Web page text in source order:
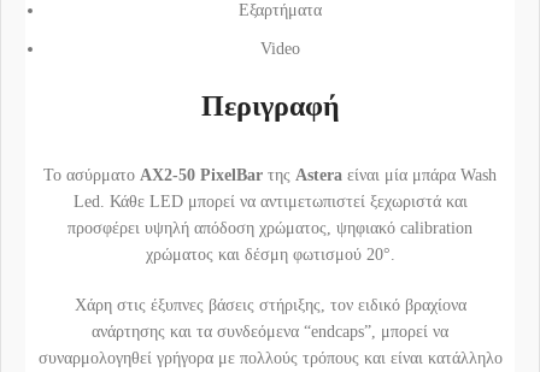
Εξαρτήματα
Video
Περιγραφή
Το ασύρματο AX2-50 PixelBar της Astera είναι μία μπάρα Wash
Led. Κάθε LED μπορεί να αντιμετωπιστεί ξεχωριστά και
προσφέρει υψηλή απόδοση χρώματος, ψηφιακό calibration
χρώματος και δέσμη φωτισμού 20°.
Χάρη στις έξυπνες βάσεις στήριξης, τον ειδικό βραχίονα
ανάρτησης και τα συνδεόμενα “endcaps”, μπορεί να
συναρμολογηθεί γρήγορα με πολλούς τρόπους και είναι κατάλληλο